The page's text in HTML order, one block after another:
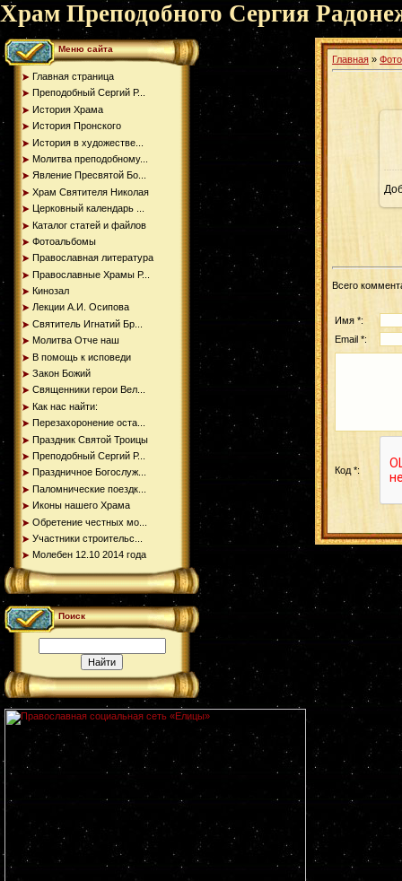
Храм Преподобного Сергия
Меню сайта
Главная страница
Преподобный Сергий Р...
История Храма
История Пронского
История в художестве...
Молитва преподобному...
Явление Пресвятой Бо...
Храм Святителя Николая
Церковный календарь ...
Каталог статей и файлов
Фотоальбомы
Православная литература
Православные Храмы Р...
Кинозал
Лекции А.И. Осипова
Святитель Игнатий Бр...
Молитва Отче наш
В помощь к исповеди
Закон Божий
Священники герои Вел...
Как нас найти:
Перезахоронение оста...
Праздник Святой Троицы
Преподобный Сергий Р...
Праздничное Богослуж...
Паломнические поездк...
Иконы нашего Храма
Обретение честных мо...
Участники строительс...
Молебен 12.10 2014 года
Поиск
Главная »
Всего
Имя *:
Email *:
Код *: